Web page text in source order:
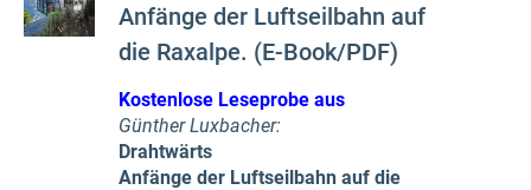
Anfänge der Luftseilbahn auf
die Raxalpe. (E-Book/PDF)
Kostenlose Leseprobe aus
Günther Luxbacher:
Drahtwärts
Anfänge der Luftseilbahn auf die